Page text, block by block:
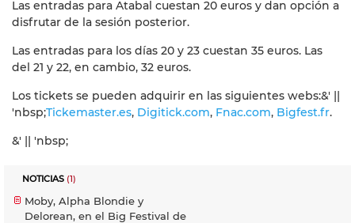
Las entradas para Atabal cuestan 20 euros y dan opción a
disfrutar de la sesión posterior.
Las entradas para los días 20 y 23 cuestan 35 euros. Las
del 21 y 22, en cambio, 32 euros.
Los tickets se pueden adquirir en las siguientes webs:&' ||
'nbsp;Tickemaster.es, Digitick.com, Fnac.com, Bigfest.fr.
&' || 'nbsp;
NOTICIAS (1)
Moby, Alpha Blondie y
Delorean, en el Big Festival de